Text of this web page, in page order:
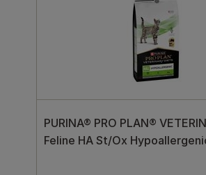
PURINA® PRO PLAN®
Feline HA St/Ox